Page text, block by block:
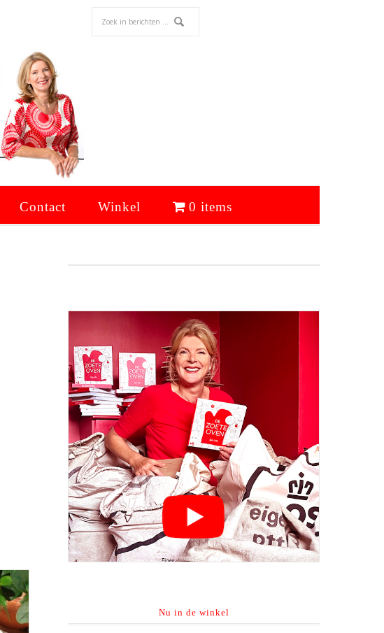
Contact Winkel 0 items
Nu in de winkel